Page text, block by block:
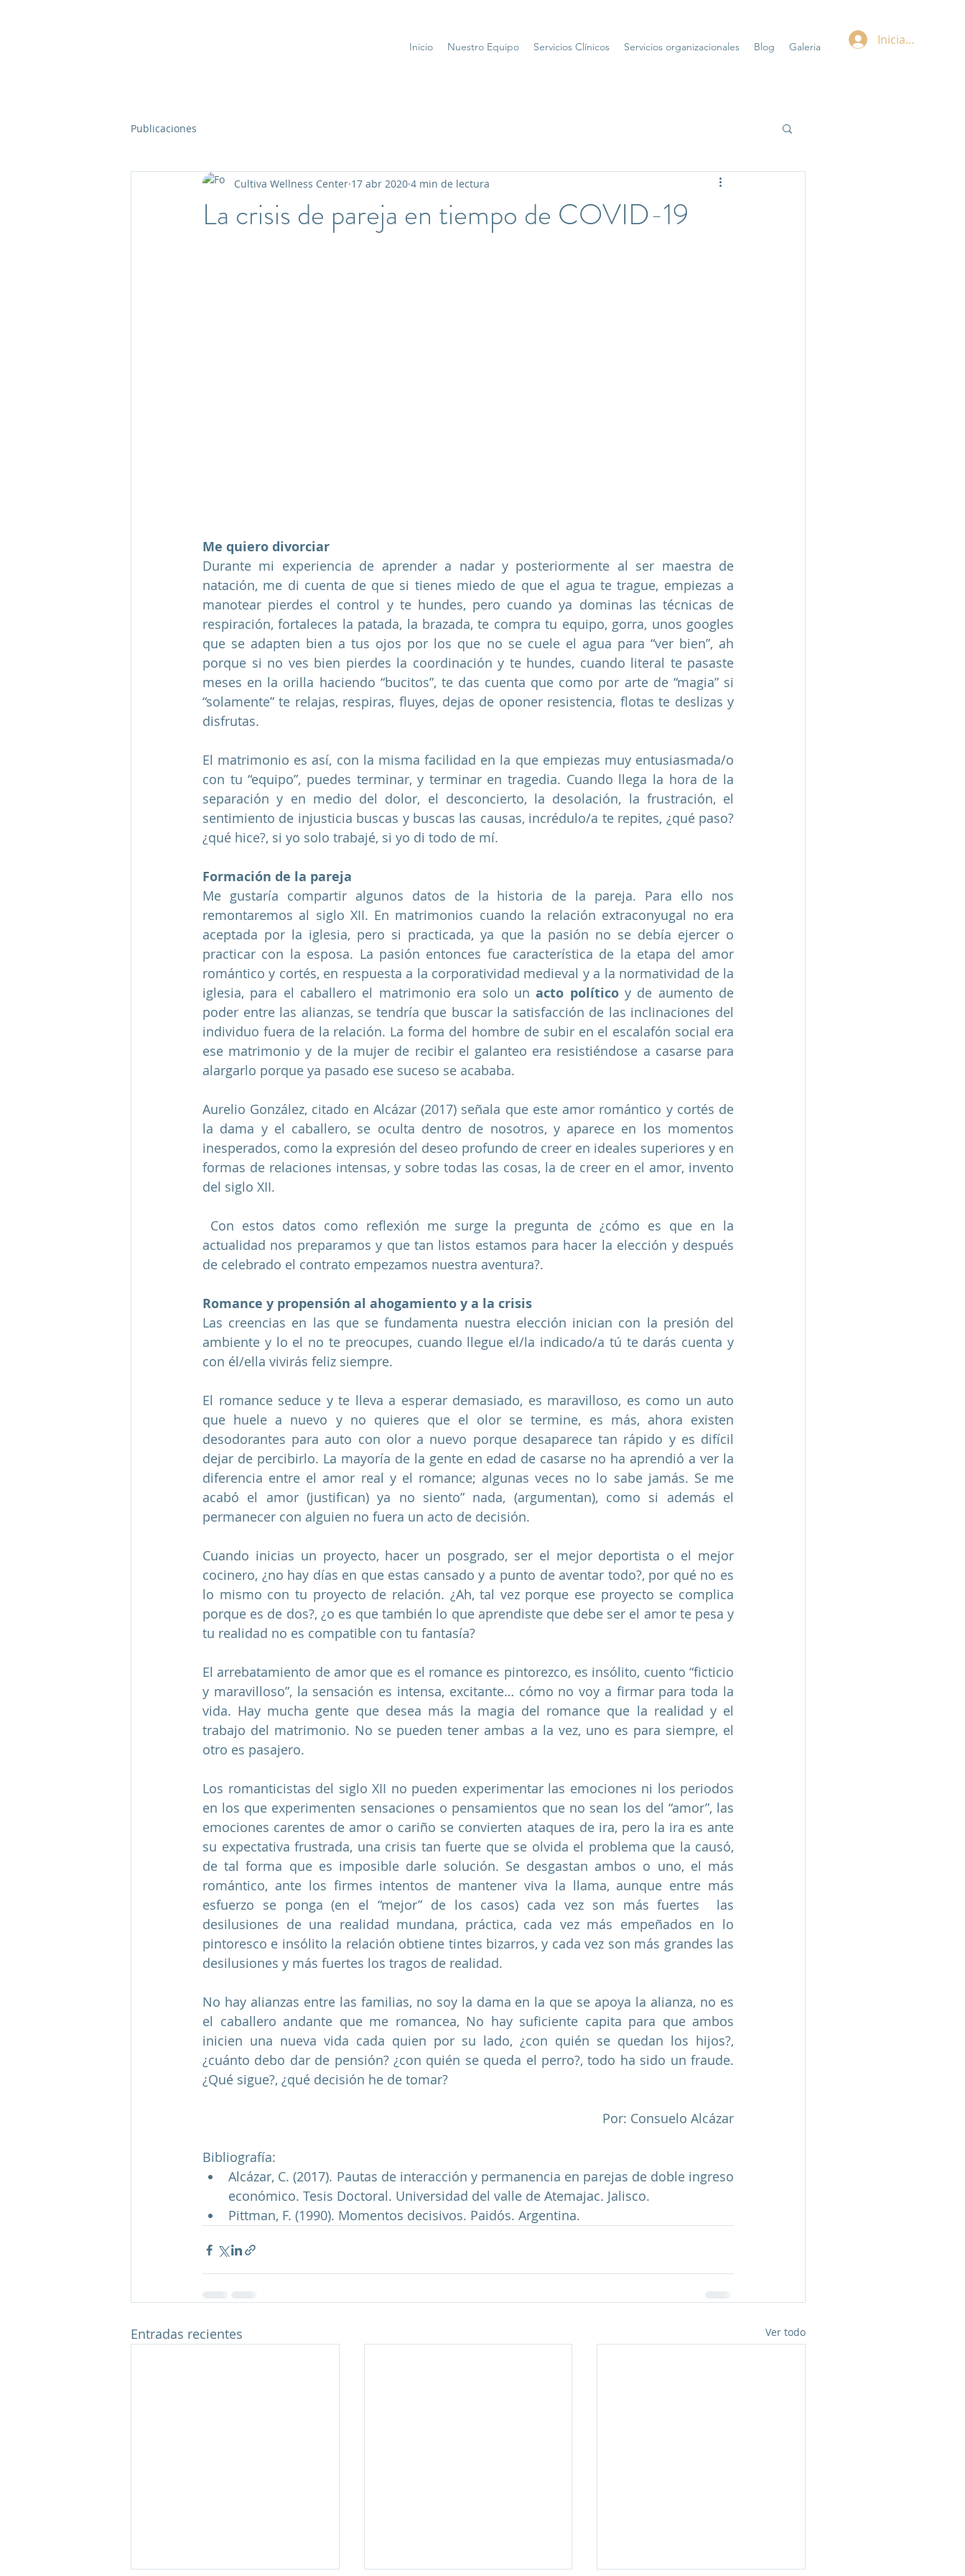
Inicio Nuestro Equipo Servicios Clínicos Servicios organizacionales Blog Galeria Iniciar sesión
Publicaciones
La crisis de pareja en tiempo de COVID-19
Cultiva Wellness Center 17 abr 2020 4 min de lectura
Me quiero divorciar
Durante mi experiencia de aprender a nadar y posteriormente al ser maestra de
natación, me di cuenta de que si tienes miedo de que el agua te trague, empiezas a
manotear pierdes el control y te hundes, pero cuando ya dominas las técnicas de
respiración, fortaleces la patada, la brazada, te compra tu equipo, gorra, unos googles
que se adapten bien a tus ojos por los que no se cuele el agua para “ver bien”, ah
porque si no ves bien pierdes la coordinación y te hundes, cuando literal te pasaste
meses en la orilla haciendo “bucitos”, te das cuenta que como por arte de “magia” si
“solamente” te relajas, respiras, fluyes, dejas de oponer resistencia, flotas te deslizas y
disfrutas.
El matrimonio es así, con la misma facilidad en la que empiezas muy entusiasmada/o
con tu “equipo”, puedes terminar, y terminar en tragedia. Cuando llega la hora de la
separación y en medio del dolor, el desconcierto, la desolación, la frustración, el
sentimiento de injusticia buscas y buscas las causas, incrédulo/a te repites, ¿qué paso?
¿qué hice?, si yo solo trabajé, si yo di todo de mí.
Formación de la pareja
Me gustaría compartir algunos datos de la historia de la pareja. Para ello nos
remontaremos al siglo XII. En matrimonios cuando la relación extraconyugal no era
aceptada por la iglesia, pero si practicada, ya que la pasión no se debía ejercer o
practicar con la esposa. La pasión entonces fue característica de la etapa del amor
romántico y cortés, en respuesta a la corporatividad medieval y a la normatividad de la
iglesia, para el caballero el matrimonio era solo un acto político y de aumento de
poder entre las alianzas, se tendría que buscar la satisfacción de las inclinaciones del
individuo fuera de la relación. La forma del hombre de subir en el escalafón social era
ese matrimonio y de la mujer de recibir el galanteo era resistiéndose a casarse para
alargarlo porque ya pasado ese suceso se acababa.
Aurelio González, citado en Alcázar (2017) señala que este amor romántico y cortés de
la dama y el caballero, se oculta dentro de nosotros, y aparece en los momentos
inesperados, como la expresión del deseo profundo de creer en ideales superiores y en
formas de relaciones intensas, y sobre todas las cosas, la de creer en el amor, invento
del siglo XII.
actualidad nos preparamos y que tan listos estamos para hacer la elección y después
de celebrado el contrato empezamos nuestra aventura?.
Romance y propensión al ahogamiento y a la crisis
Las creencias en las que se fundamenta nuestra elección inician con la presión del
ambiente y lo el no te preocupes, cuando llegue el/la indicado/a tú te darás cuenta y
con él/ella vivirás feliz siempre.
El romance seduce y te lleva a esperar demasiado, es maravilloso, es como un auto
que huele a nuevo y no quieres que el olor se termine, es más, ahora existen
desodorantes para auto con olor a nuevo porque desaparece tan rápido y es difícil
dejar de percibirlo. La mayoría de la gente en edad de casarse no ha aprendió a ver la
diferencia entre el amor real y el romance; algunas veces no lo sabe jamás. Se me
acabó el amor (justifican) ya no siento” nada, (argumentan), como si además el
permanecer con alguien no fuera un acto de decisión.
Cuando inicias un proyecto, hacer un posgrado, ser el mejor deportista o el mejor
cocinero, ¿no hay días en que estas cansado y a punto de aventar todo?, por qué no es
lo mismo con tu proyecto de relación. ¿Ah, tal vez porque ese proyecto se complica
porque es de dos?, ¿o es que también lo que aprendiste que debe ser el amor te pesa y
tu realidad no es compatible con tu fantasía?
El arrebatamiento de amor que es el romance es pintorezco, es insólito, cuento “ficticio
y maravilloso”, la sensación es intensa, excitante… cómo no voy a firmar para toda la
vida. Hay mucha gente que desea más la magia del romance que la realidad y el
trabajo del matrimonio. No se pueden tener ambas a la vez, uno es para siempre, el
otro es pasajero.
Los romanticistas del siglo XII no pueden experimentar las emociones ni los periodos
en los que experimenten sensaciones o pensamientos que no sean los del “amor”, las
emociones carentes de amor o cariño se convierten ataques de ira, pero la ira es ante
su expectativa frustrada, una crisis tan fuerte que se olvida el problema que la causó,
de tal forma que es imposible darle solución. Se desgastan ambos o uno, el más
romántico, ante los firmes intentos de mantener viva la llama, aunque entre más
esfuerzo se ponga (en el “mejor” de los casos) cada vez son más fuertes  las
desilusiones de una realidad mundana, práctica, cada vez más empeñados en lo
pintoresco e insólito la relación obtiene tintes bizarros, y cada vez son más grandes las
desilusiones y más fuertes los tragos de realidad.
No hay alianzas entre las familias, no soy la dama en la que se apoya la alianza, no es
el caballero andante que me romancea, No hay suficiente capita para que ambos
inicien una nueva vida cada quien por su lado, ¿con quién se quedan los hijos?,
¿cuánto debo dar de pensión? ¿con quién se queda el perro?, todo ha sido un fraude.
¿Qué sigue?, ¿qué decisión he de tomar?
Por: Consuelo Alcázar
Bibliografía:
Alcázar, C. (2017). Pautas de interacción y permanencia en parejas de doble ingreso
económico. Tesis Doctoral. Universidad del valle de Atemajac. Jalisco.
Pittman, F. (1990). Momentos decisivos. Paidós. Argentina.
Entradas recientes Ver todo